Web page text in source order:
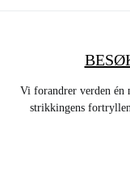
Vi forandrer verden én
strikkingens